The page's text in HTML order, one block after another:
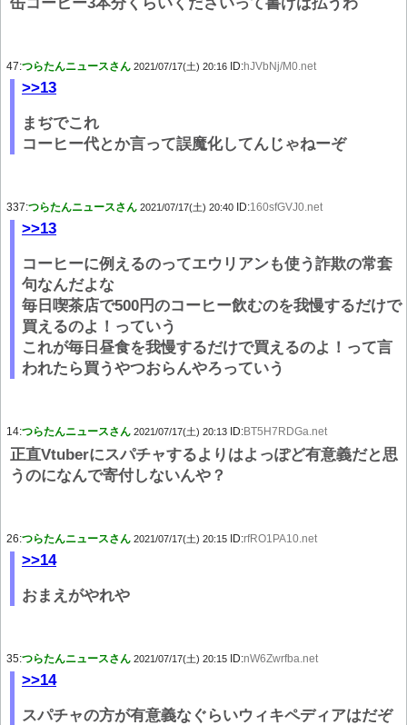
47:つらたんニュースさん 2021/07/17(土) 20:16 ID:hJVbNj/M0.net
>>13
まぢでこれ
コーヒー代とか言って誤魔化してんじゃねーぞ
337:つらたんニュースさん 2021/07/17(土) 20:40 ID:160sfGVJ0.net
>>13
コーヒーに例えるのってエウリアンも使う詐欺の常套
句なんだよな
毎日喫茶店で500円のコーヒー飲むのを我慢するだけで
買えるのよ！っていう
これが毎日昼食を我慢するだけで買えるのよ！って言
われたら買うやつおらんやろっていう
14:つらたんニュースさん 2021/07/17(土) 20:13 ID:BT5H7RDGa.net
正直Vtuberにスパチャするよりはよっぽど有意義だと思
うのになんで寄付しないんや？
26:つらたんニュースさん 2021/07/17(土) 20:15 ID:rfRO1PA10.net
>>14
おまえがやれや
35:つらたんニュースさん 2021/07/17(土) 20:15 ID:nW6Zwrfba.net
>>14
スパチャの方が有意義なぐらいウィキペディアはだぞ